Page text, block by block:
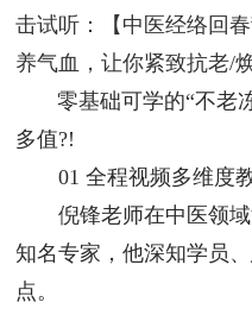
击试听：【中医经络回
养气血，让你紧致抗老/
零基础可学的“不老
多值?!
01 全程视频多维度教
倪锋老师在中医领域
知名专家，他深知学员
点。